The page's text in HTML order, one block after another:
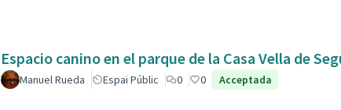
Espacio canino en el parque de la Casa Vella de
Manuel Rueda Espai Públic 0 0 Acceptada